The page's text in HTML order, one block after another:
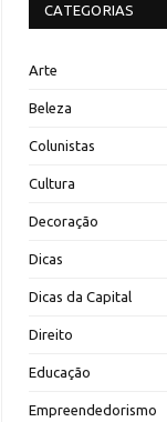
CATEGORIAS
Arte
Beleza
Colunistas
Cultura
Decoração
Dicas
Dicas da Capital
Direito
Educação
Empreendedorismo